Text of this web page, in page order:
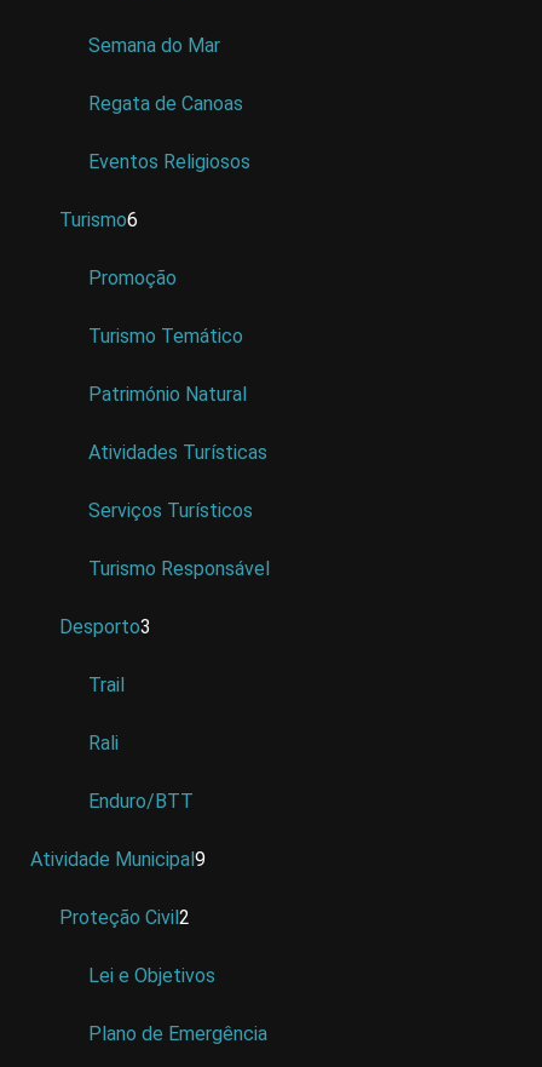
Semana do Mar
Regata de Canoas
Eventos Religiosos
Turismo6
Promoção
Turismo Temático
Património Natural
Atividades Turísticas
Serviços Turísticos
Turismo Responsável
Desporto3
Trail
Rali
Enduro/BTT
Atividade Municipal9
Proteção Civil2
Lei e Objetivos
Plano de Emergência